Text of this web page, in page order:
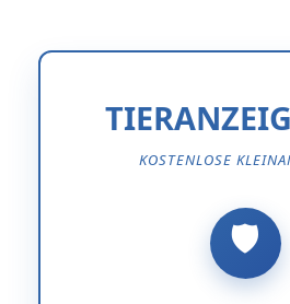
KOSTENLOSE